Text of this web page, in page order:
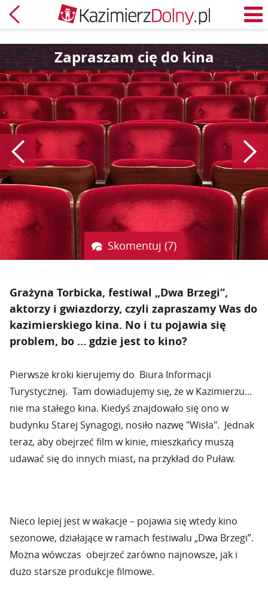
Powrót
Zapraszam cię do kina
Poprzedni
Skomentuj (7)
Grażyna Torbicka, festiwal „Dwa Brzegi”,
aktorzy i gwiazdorzy, czyli zapraszamy Was do
kazimierskiego kina. No i tu pojawia się
problem, bo … gdzie jest to kino?
Pierwsze kroki kierujemy do Biura Informacji
Turystycznej. Tam dowiadujemy się, że w Kazimierzu...
nie ma stałego kina. Kiedyś znajdowało się ono w
budynku Starej Synagogi, nosiło nazwę "Wisła". Jednak
teraz, aby obejrzeć film w kinie, mieszkańcy muszą
udawać się do innych miast, na przykład do Puław.
Nieco lepiej jest w wakacje – pojawia się wtedy kino
sezonowe, działające w ramach festiwalu „Dwa Brzegi”.
Można wówczas obejrzeć zarówno najnowsze, jak i
dużo starsze produkcje filmowe.